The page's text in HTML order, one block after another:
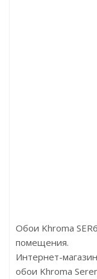
Обои Khroma
помещения.
Интернет-
обои Khroma